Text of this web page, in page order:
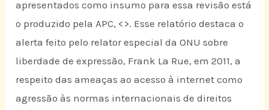
apresentados como insumo para essa revisão está
o produzido pela APC, < >. Esse relatório destaca o
alerta feito pelo relator especial da ONU sobre
liberdade de expressão, Frank La Rue, em 2011, a
respeito das ameaças ao acesso à internet como
agressão às normas internacionais de direitos